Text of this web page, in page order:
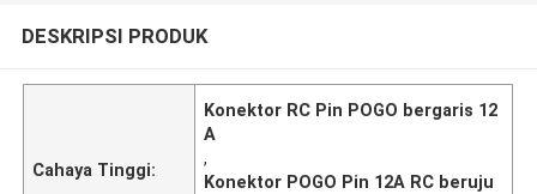
DESKRIPSI PRODUK
Cahaya Tinggi:
Konektor RC Pin POGO bergaris 12
A
,
Konektor POGO Pin 12A RC beruju